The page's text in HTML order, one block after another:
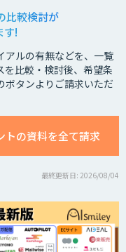
比較検討が
す!
アルの有無などを、一覧
を比較・検討後、希望条
ボタンよりご請求いただ
トの資料を全て請求
最終更新日: 2026/08/04